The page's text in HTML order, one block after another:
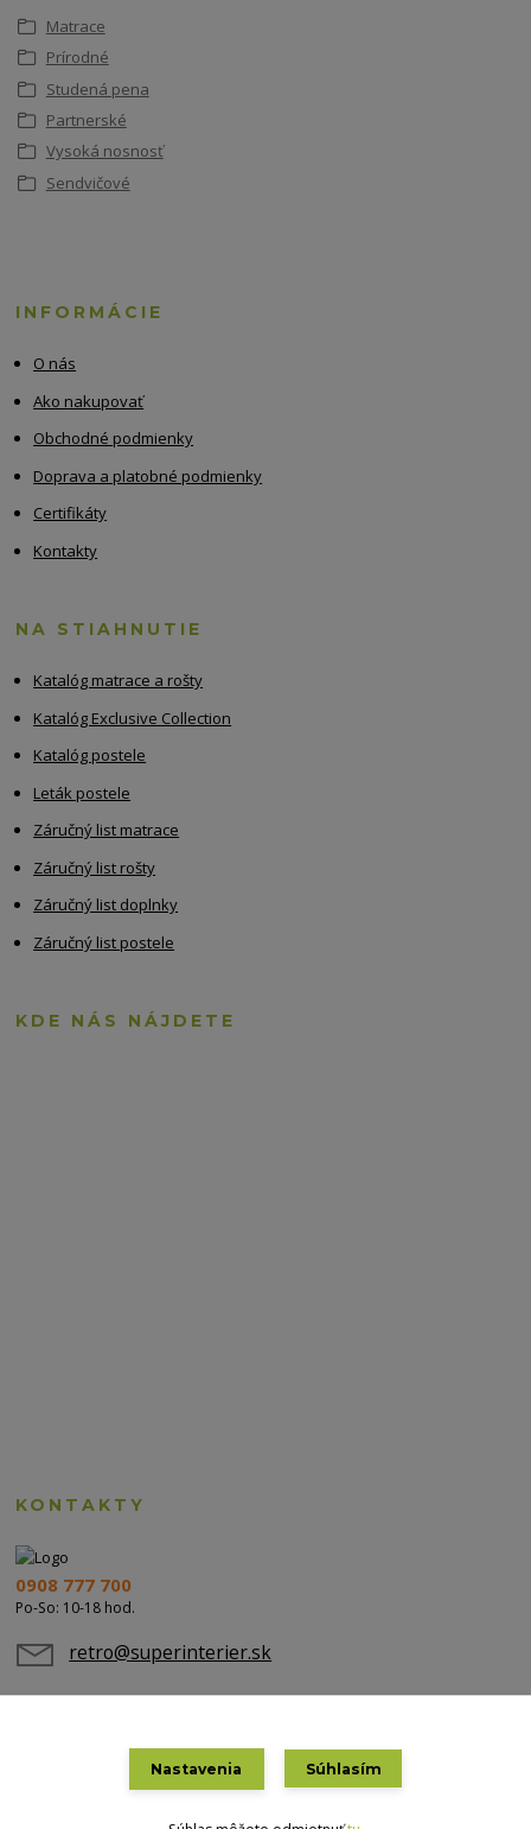
Matrace
Prírodné
Studená pena
Partnerské
Vysoká nosnosť
Sendvičové
INFORMÁCIE
O nás
Ako nakupovať
Obchodné podmienky
Doprava a platobné podmienky
Certifikáty
Kontakty
NA STIAHNUTIE
Katalóg matrace a rošty
Katalóg Exclusive Collection
Katalóg postele
Leták postele
Záručný list matrace
Záručný list rošty
Záručný list doplnky
Záručný list postele
KDE NÁS NÁJDETE
KONTAKTY
0908 777 700
Po-So: 10-18 hod.
retro@superinterier.sk
Nastavenia Súhlasím